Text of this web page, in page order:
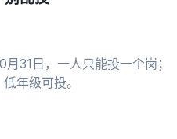
31日，一人只能投一个岗；
年级可投。